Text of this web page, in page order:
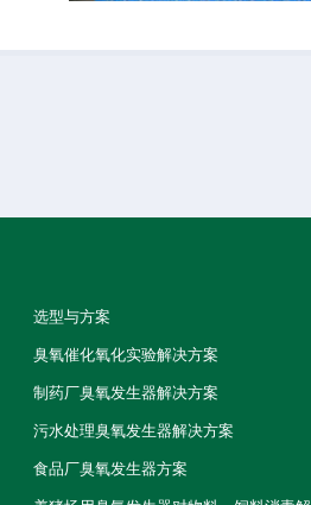
选型与方案
臭氧催化氧化实验解决方案
制药厂臭氧发生器解决方案
污水处理臭氧发生器解决方案
食品厂臭氧发生器方案